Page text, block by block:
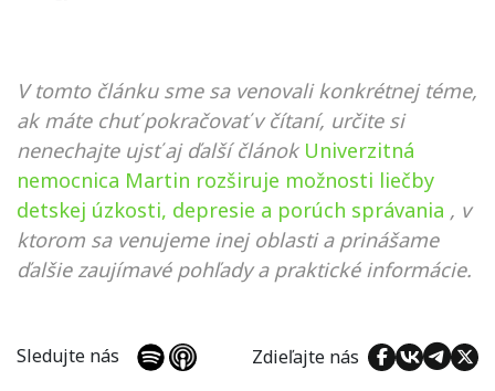
V tomto článku sme sa venovali konkrétnej téme,
ak máte chuť pokračovať v čítaní, určite si
nenechajte ujsť aj ďalší článok Univerzitná
nemocnica Martin rozširuje možnosti liečby
detskej úzkosti, depresie a porúch správania , v
ktorom sa venujeme inej oblasti a prinášame
ďalšie zaujímavé pohľady a praktické informácie.
Sledujte nás Zdieľajte nás